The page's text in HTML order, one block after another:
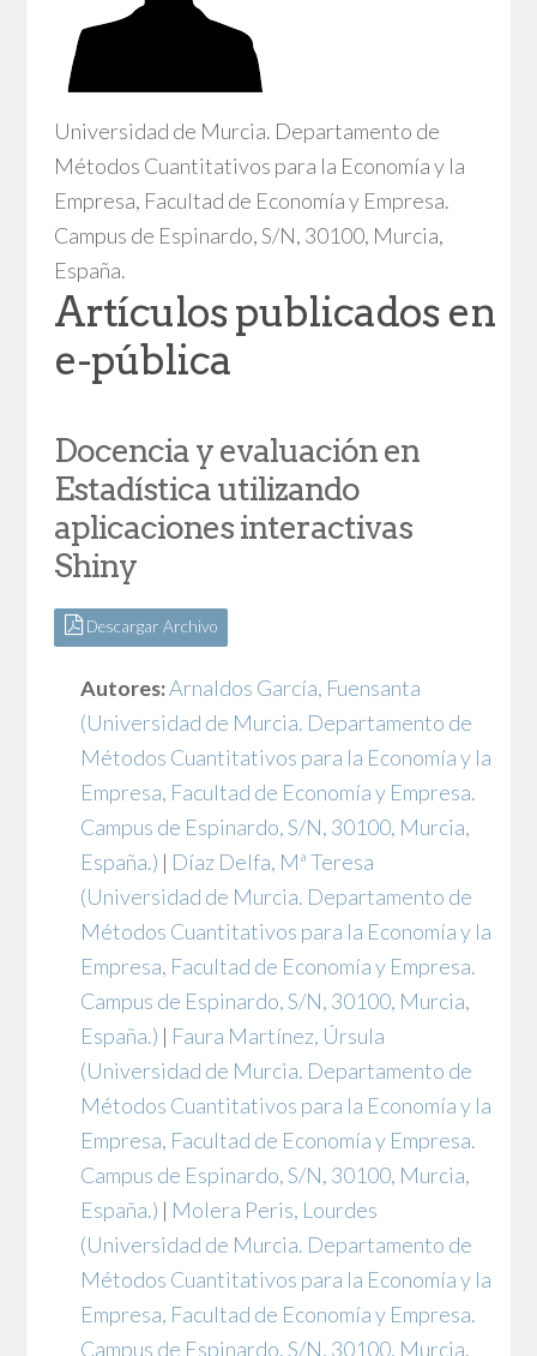
Universidad de Murcia. Departamento de
Métodos Cuantitativos para la Economía y la
Empresa, Facultad de Economía y Empresa.
Campus de Espinardo, S/N, 30100, Murcia,
España.
Artículos publicados en
e-pública
Docencia y evaluación en
Estadística utilizando
aplicaciones interactivas
Shiny
Descargar Archivo
Autores:Arnaldos García, Fuensanta
(Universidad de Murcia. Departamento de
Métodos Cuantitativos para la Economía y la
Empresa, Facultad de Economía y Empresa.
Campus de Espinardo, S/N, 30100, Murcia,
España.) | Díaz Delfa, Mª Teresa
(Universidad de Murcia. Departamento de
Métodos Cuantitativos para la Economía y la
Empresa, Facultad de Economía y Empresa.
Campus de Espinardo, S/N, 30100, Murcia,
España.) | Faura Martínez, Úrsula
(Universidad de Murcia. Departamento de
Métodos Cuantitativos para la Economía y la
Empresa, Facultad de Economía y Empresa.
Campus de Espinardo, S/N, 30100, Murcia,
España.) | Molera Peris, Lourdes
(Universidad de Murcia. Departamento de
Métodos Cuantitativos para la Economía y la
Empresa, Facultad de Economía y Empresa.
Campus de Espinardo, S/N, 30100, Murcia,